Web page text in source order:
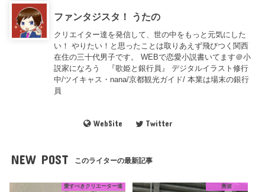
ファンタジスタ！ うたの
クリエイター達を発信して、世の中をもっと元気にした
い！ やりたい！と思ったことは取りあえず飛びつく関西
在住の三十代男子です。 WEBで恋愛小説書いてます＠小
説家になろう 『歌姫と銀行員』 デジタルイラスト修行
中/ツイキャス・nana/京都観光ガイド/ 本業は場末の銀行
員
WebSite Twitter
NEW POST このライターの最新記事
愛すべきクリエーター達 美波